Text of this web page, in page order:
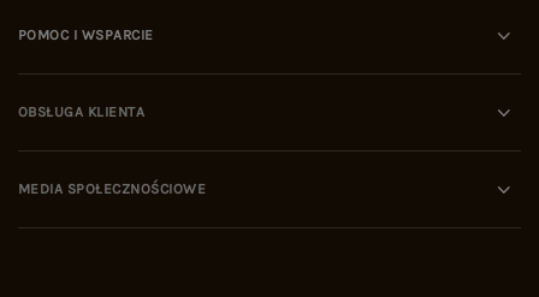
POMOC I WSPARCIE
OBSŁUGA KLIENTA
MEDIA SPOŁECZNOŚCIOWE